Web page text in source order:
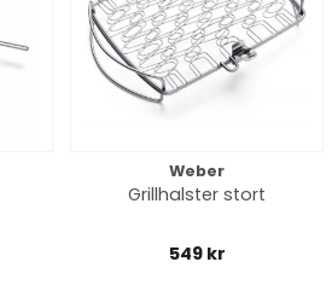
Weber
Grillhalster stort
549 kr